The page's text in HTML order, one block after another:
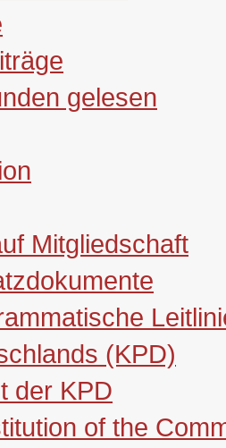
gelesen
Mitgliedschaft
(KPD)
der KPD
of the